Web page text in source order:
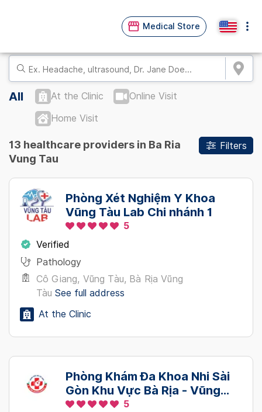
Medical Store
All At the Clinic
Online Visit
Home Visit
Filters
13 healthcare providers in Ba Ria
Vung Tau
Phòng Xét Nghiệm Y Khoa
Vũng Tàu Lab Chi nhánh 1
5
Verified
Pathology
Cô Giang, Vũng Tàu, Bà Rịa Vũng
Tàu See full address
At the Clinic
Phòng Khám Đa Khoa Nhi Sài
Gòn Khu Vực Bà Rịa - Vũng
Tàu
5